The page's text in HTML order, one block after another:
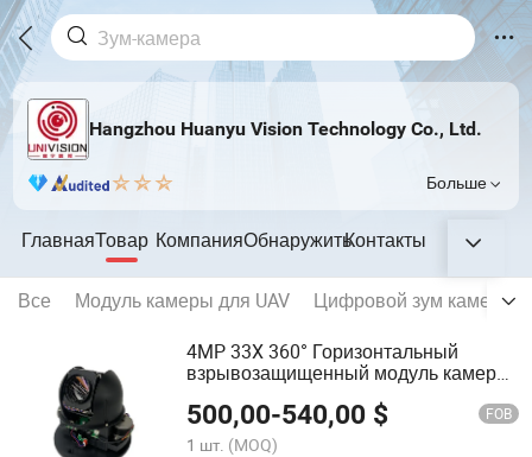
Hangzhou Huanyu Vision Technology Co., Ltd.
Больше
ГлавнаяТовар КомпанияОбнаружитьКонтакты
Все Модуль камеры для UAV
Цифровой зум камеры
4MP 33X 360° Горизонтальный
взрывозащищенный модуль камеры
500,00-540,00 $ FOB
1 шт. (MOQ)